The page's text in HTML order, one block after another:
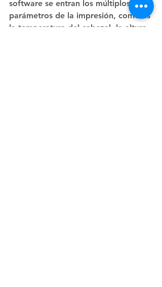
software se entran los múltiplos
parámetros de la impresión, como es
la temperatura del cabezal, la altura